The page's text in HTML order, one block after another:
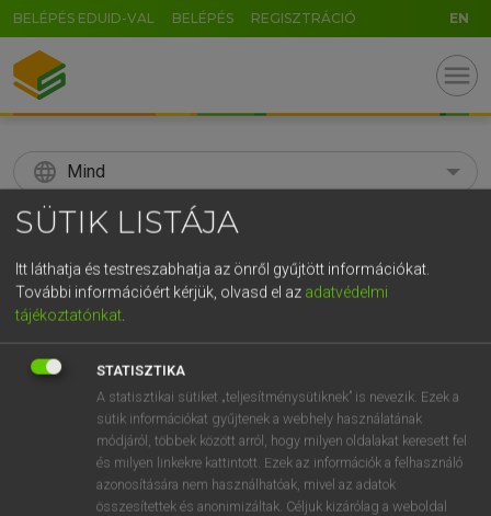
BELÉPÉS EDUID-VAL BELÉPÉS REGISZTRÁCIÓ EN
menu
language Mind
search
KERESÉS
Díjmentes angol szótár
kávészünet fn coffee break
⚲ kávészünetkeresése szótárainkban
SÜTIK LISTÁJA
Itt láthatja és testreszabhatja az önről gyűjtött információkat.
További információért kérjük, olvasd el az adatvédelmi
tájékoztatónkat
STATISZTIKA
A statisztikai sütiket „teljesítménysütiknek” is nevezik. Ezek a
sütik információkat gyűjtenek a webhely használatának
módjáról, többek között arról, hogy milyen oldalakat keresett fel
és milyen linkekre kattintott. Ezek az információk a felhasználó
azonosítására nem használhatóak, mivel az adatok
összesítettek és anonimizáltak. Céljuk kizárólag a weboldal
GR
5 6 7 8 9 ö ü ó
r t z u i o p ő ú
k l ű
n m , . AltGr